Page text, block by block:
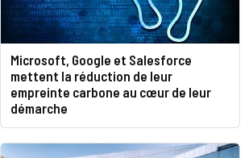
Microsoft, Google et Salesforce
mettent la réduction de leur
empreinte carbone au cœur de leur
démarche